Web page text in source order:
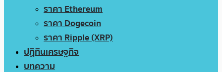
ราคา Ethereum
ราคา Dogecoin
ราคา Ripple (XRP)
ปฏิทินเศรษฐกิจ
บทความ